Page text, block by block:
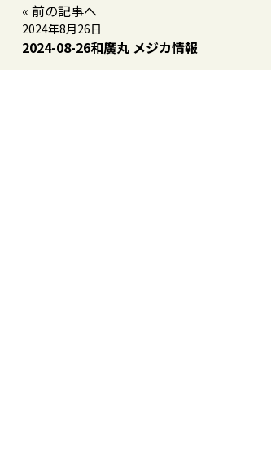
« 前の記事へ
2024年8月26日
2024-08-26和廣丸 メジカ情報